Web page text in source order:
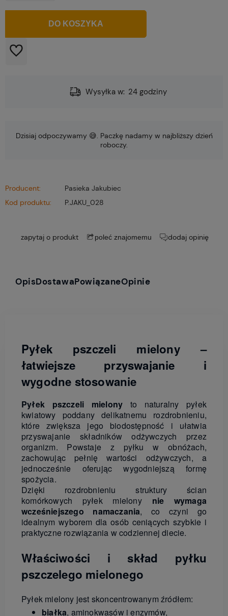
DO KOSZYKA
Wysyłka w: 24 godziny
Dzisiaj odpoczywamy 😅. Paczkę nadamy w najbliższy dzień
roboczy.
Producent:
Pasieka Jakubiec
Kod produktu:
P.JAKU_028
zapytaj o produkt poleć znajomemu dodaj opinię
OpisDostawaPowiązaneOpinie
Pyłek pszczeli mielony –
łatwiejsze przyswajanie i
wygodne stosowanie
Pyłek pszczeli mielony to naturalny pyłek
kwiatowy poddany delikatnemu rozdrobnieniu,
które zwiększa jego biodostępność i ułatwia
przyswajanie składników odżywczych przez
organizm. Powstaje z pyłku w obnóżach,
zachowując pełnię wartości odżywczych, a
jednocześnie oferując wygodniejszą formę
spożycia.
Dzięki rozdrobnieniu struktury ścian
komórkowych pyłek mielony nie wymaga
wcześniejszego namaczania, co czyni go
idealnym wyborem dla osób ceniących szybkie i
praktyczne rozwiązania w codziennej diecie.
Właściwości i skład pyłku
pszczelego mielonego
Pyłek mielony jest skoncentrowanym źródłem:
białka, aminokwasów i enzymów,